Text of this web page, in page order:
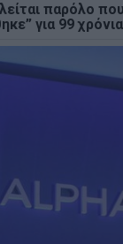
παρόλο
για 99